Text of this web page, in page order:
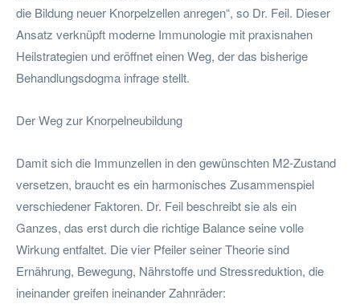
die Bildung neuer Knorpelzellen anregen“, so Dr. Feil. Dieser
Ansatz verknüpft moderne Immunologie mit praxisnahen
Heilstrategien und eröffnet einen Weg, der das bisherige
Behandlungsdogma infrage stellt.
Der Weg zur Knorpelneubildung
Damit sich die Immunzellen in den gewünschten M2-Zustand
versetzen, braucht es ein harmonisches Zusammenspiel
verschiedener Faktoren. Dr. Feil beschreibt sie als ein
Ganzes, das erst durch die richtige Balance seine volle
Wirkung entfaltet. Die vier Pfeiler seiner Theorie sind
Ernährung, Bewegung, Nährstoffe und Stressreduktion, die
ineinander greifen ineinander Zahnräder: